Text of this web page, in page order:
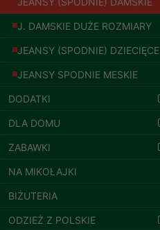
J. DAMSKIE DUŻE ROZMIARY
JEANSY (SPODNIE) DZIECIĘCE
JEANSY SPODNIE MESKIE
DODATKI
DLA DOMU
ZABAWKI
NA MIKOŁAJKI
BIŻUTERIA
ODZIEŻ Z POLSKIE
Bluzy damskie Roz